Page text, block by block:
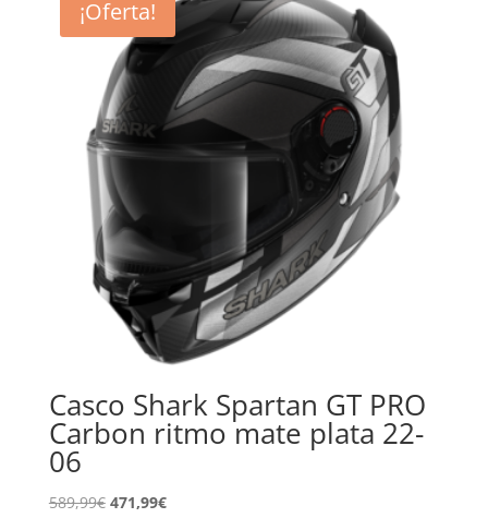
249,90€.
185,90€.
¡Oferta!
Casco Shark Spartan GT PRO
Carbon ritmo mate plata 22-
06
589,99€ El
471,99€El